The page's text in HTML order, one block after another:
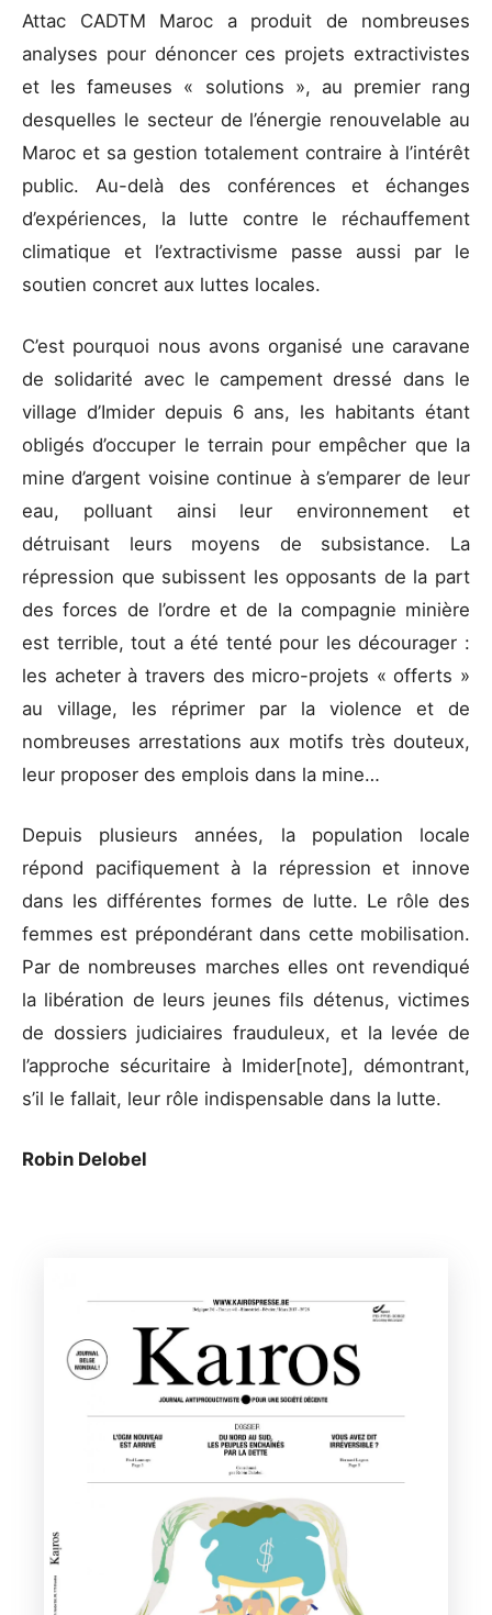
Attac CADTM Maroc a produit de nombreuses
analyses pour dénoncer ces projets extractivistes
et les fameuses « solutions », au premier rang
desquelles le secteur de l’énergie renouvelable au
Maroc et sa gestion totalement contraire à l’intérêt
public. Au-delà des conférences et échanges
d’expériences, la lutte contre le réchauffement
climatique et l’extractivisme passe aussi par le
soutien concret aux luttes locales.
C’est pourquoi nous avons organisé une caravane
de solidarité avec le campement dressé dans le
village d’Imider depuis 6 ans, les habitants étant
obligés d’occuper le terrain pour empêcher que la
mine d’argent voisine continue à s’emparer de leur
eau, polluant ainsi leur environnement et
détruisant leurs moyens de subsistance. La
répression que subissent les opposants de la part
des forces de l’ordre et de la compagnie minière
est terrible, tout a été tenté pour les décourager :
les acheter à travers des micro-projets « offerts »
au village, les réprimer par la violence et de
nombreuses arrestations aux motifs très douteux,
leur proposer des emplois dans la mine…
Depuis plusieurs années, la population locale
répond pacifiquement à la répression et innove
dans les différentes formes de lutte. Le rôle des
femmes est prépondérant dans cette mobilisation.
Par de nombreuses marches elles ont revendiqué
la libération de leurs jeunes fils détenus, victimes
de dossiers judiciaires frauduleux, et la levée de
l’approche sécuritaire à Imider[note], démontrant,
s’il le fallait, leur rôle indispensable dans la lutte.
Robin Delobel